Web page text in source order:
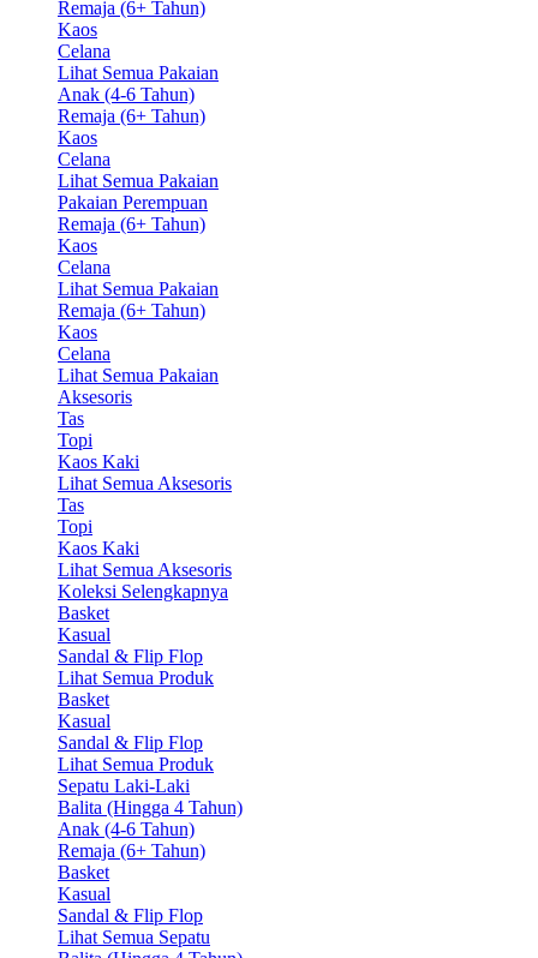
Remaja (6+ Tahun)
Kaos
Celana
Lihat Semua Pakaian
Anak (4-6 Tahun)
Remaja (6+ Tahun)
Kaos
Celana
Lihat Semua Pakaian
Pakaian Perempuan
Remaja (6+ Tahun)
Kaos
Celana
Lihat Semua Pakaian
Remaja (6+ Tahun)
Kaos
Celana
Lihat Semua Pakaian
Aksesoris
Tas
Topi
Kaos Kaki
Lihat Semua Aksesoris
Tas
Topi
Kaos Kaki
Lihat Semua Aksesoris
Koleksi Selengkapnya
Basket
Kasual
Sandal & Flip Flop
Lihat Semua Produk
Basket
Kasual
Sandal & Flip Flop
Lihat Semua Produk
Sepatu Laki-Laki
Balita (Hingga 4 Tahun)
Anak (4-6 Tahun)
Remaja (6+ Tahun)
Basket
Kasual
Sandal & Flip Flop
Lihat Semua Sepatu